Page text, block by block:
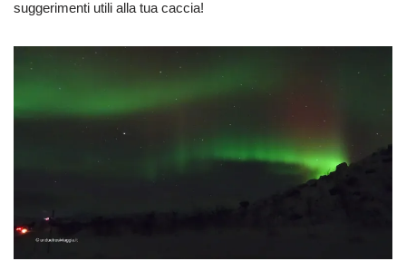
suggerimenti utili alla tua caccia!